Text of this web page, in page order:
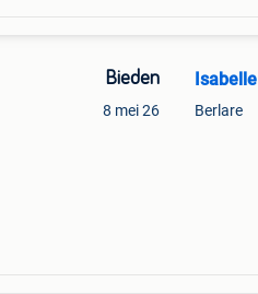
Bieden
8 mei 26
Isabelle
Berlare